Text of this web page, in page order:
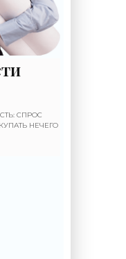
СПРОС
НЕЧЕГО